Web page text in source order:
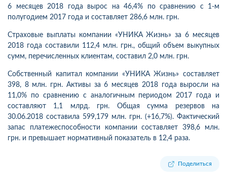
6 месяцев 2018 года вырос на 46,4% по сравнению с 1-м
полугодием 2017 года и составляет 286,6 млн. грн.
Страховые выплаты компании «УНИКА Жизнь» за 6 месяцев
2018 года составили 112,4 млн. грн., общий объем выкупных
сумм, перечисленных клиентам, составил 2,0 млн. грн.
Собственный капитал компании «УНИКА Жизнь» составляет
398, 8 млн. грн. Активы за 6 месяцев 2018 года выросли на
11,0% по сравнению с аналогичным периодом 2017 года и
составляют 1,1 млрд. грн. Общая сумма резервов на
30.06.2018 составила 599,179 млн. грн. (+16,7%). Фактический
запас платежеспособности компании составляет 398,6 млн.
грн. и превышает нормативный показатель в 12,4 раза.
Поделиться